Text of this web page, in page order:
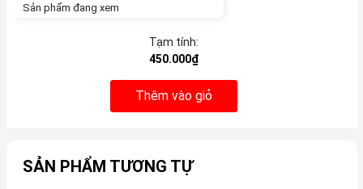
Sản phẩm đang xem
Tạm tính:
450.000₫
Thêm vào giỏ
SẢN PHẨM TƯƠNG TỰ